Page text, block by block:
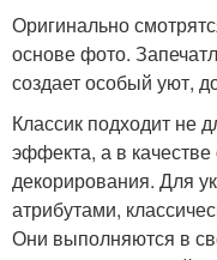
Оригинально
основе фото.
создает особый уют,
Классик подходит не
эффекта, а в
декорирования. Для
атрибутами,
Они выполняются в